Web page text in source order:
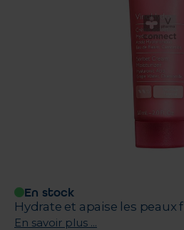
En stock
Hydrate et apaise les peaux
En savoir plus ...